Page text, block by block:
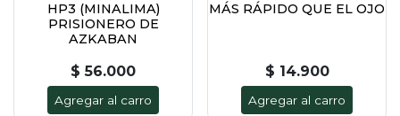
HP3 (MINALIMA)
PRISIONERO DE
AZKABAN
$ 56.000
Agregar al carro
MÁS RÁPIDO QUE EL OJO
$ 14.900
Agregar al carro